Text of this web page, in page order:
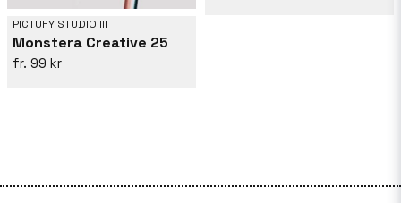
PICTUFY STUDIO III
Monstera Creative 25
99 kr